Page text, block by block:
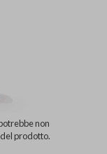
non
prodotto.